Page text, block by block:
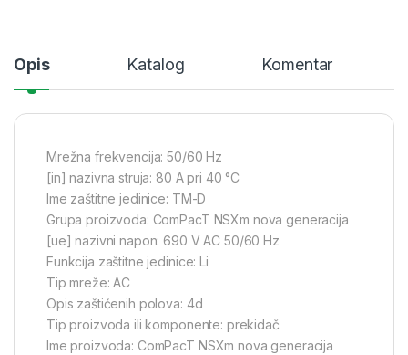
Opis Katalog Komentar
Mrežna frekvencija: 50/60 Hz
[in] nazivna struja: 80 A pri 40 °C
Ime zaštitne jedinice: TM-D
Grupa proizvoda: ComPacT NSXm nova generacija
[ue] nazivni napon: 690 V AC 50/60 Hz
Funkcija zaštitne jedinice: Li
Tip mreže: AC
Opis zaštićenih polova: 4d
Tip proizvoda ili komponente: prekidač
Ime proizvoda: ComPacT NSXm nova generacija